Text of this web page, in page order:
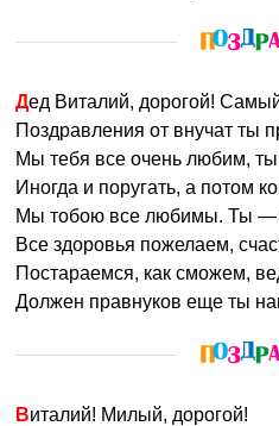
Дед Виталий, дорогой!
Поздравления от внучат ты
Мы тебя все очень любим,
Иногда и поругать, а потом
Мы тобою все любимы. Ты —
Все здоровья пожелаем,
Постараемся, как сможем,
Должен правнуков еще ты
Виталий! Милый, дорогой!